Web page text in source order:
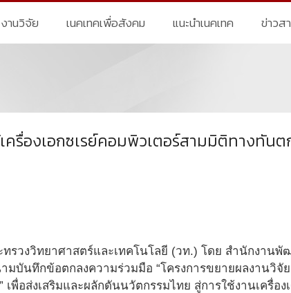
งานวิจัย เนคเทคเพื่อสังคม แนะนำเนคเทค ข่าวส
รื่องเอกซเรย์คอมพิวเตอร์สามมิติทางทันต
รวงวิทยาศาสตร์และเทคโนโลยี (วท.) โดย สำนักงานพั
บันทึกข้อตกลงความร่วมมือ “โครงการขยายผลงานวิจัย
พื่อส่งเสริมและผลักดันนวัตกรรมไทย สู่การใช้งานเครื่อง